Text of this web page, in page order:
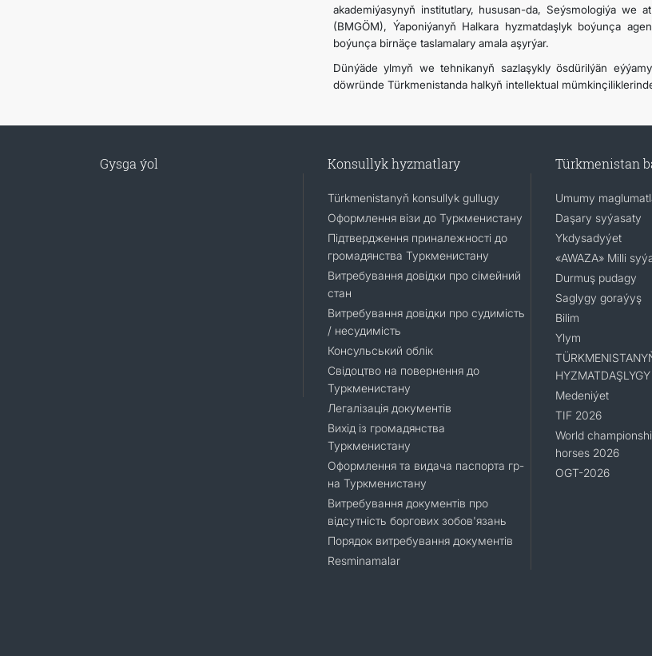
akademiýasynyň institutlary, hususan-da, Seýsmologiýa we
(BMGÖM), Ýaponiýanyň Halkara hyzmatdaşlyk boýunça
boýunça birnäçe taslamalary amala aşyrýar.
Dünýäde ylmyň we tehnikanyň sazlaşykly ösdürilýän
döwründe Türkmenistanda halkyň intellektual
Gysga ýol Konsullyk hyzmatlary
Türkmenistanyň konsullyk gullugy
Оформлення візи до Туркменистану
Підтвердження приналежності до
громадянства Туркменистану
Витребування довідки про сімейний
стан
Витребування довідки про судимість
/ несудимість
Консульський облік
Свідоцтво на повернення до
Туркменистану
Легалізація документів
Вихід із громадянства
Туркменистану
Оформлення та видача паспорта гр-
на Туркменистану
Витребування документів про
відсутність боргових зобов'язань
Порядок витребування документів
Resminamalar
Türkmenistan
Umumy
Daşary syýasaty
Ykdysadyýet
«AWAZA» Milli
Durmuş pudagy
Saglygy goraýyş
Bilim
Ylym
HYZMATDAŞLYGY
Medeniýet
TIF 2026
World
horses 2026
OGT-2026